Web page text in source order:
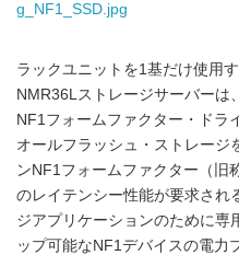
g_NF1_SSD.jpg
ラックユニットを1基だけ使用
NMR36Lストレージサーバーは
NF1フォームファクター・ドラ
オールフラッシュ・ストレージ
ンNF1フォームファクター（旧
のレイテンシー性能が要求され
ジアプリケーションのために専
ップ可能なNF1デバイスの電力